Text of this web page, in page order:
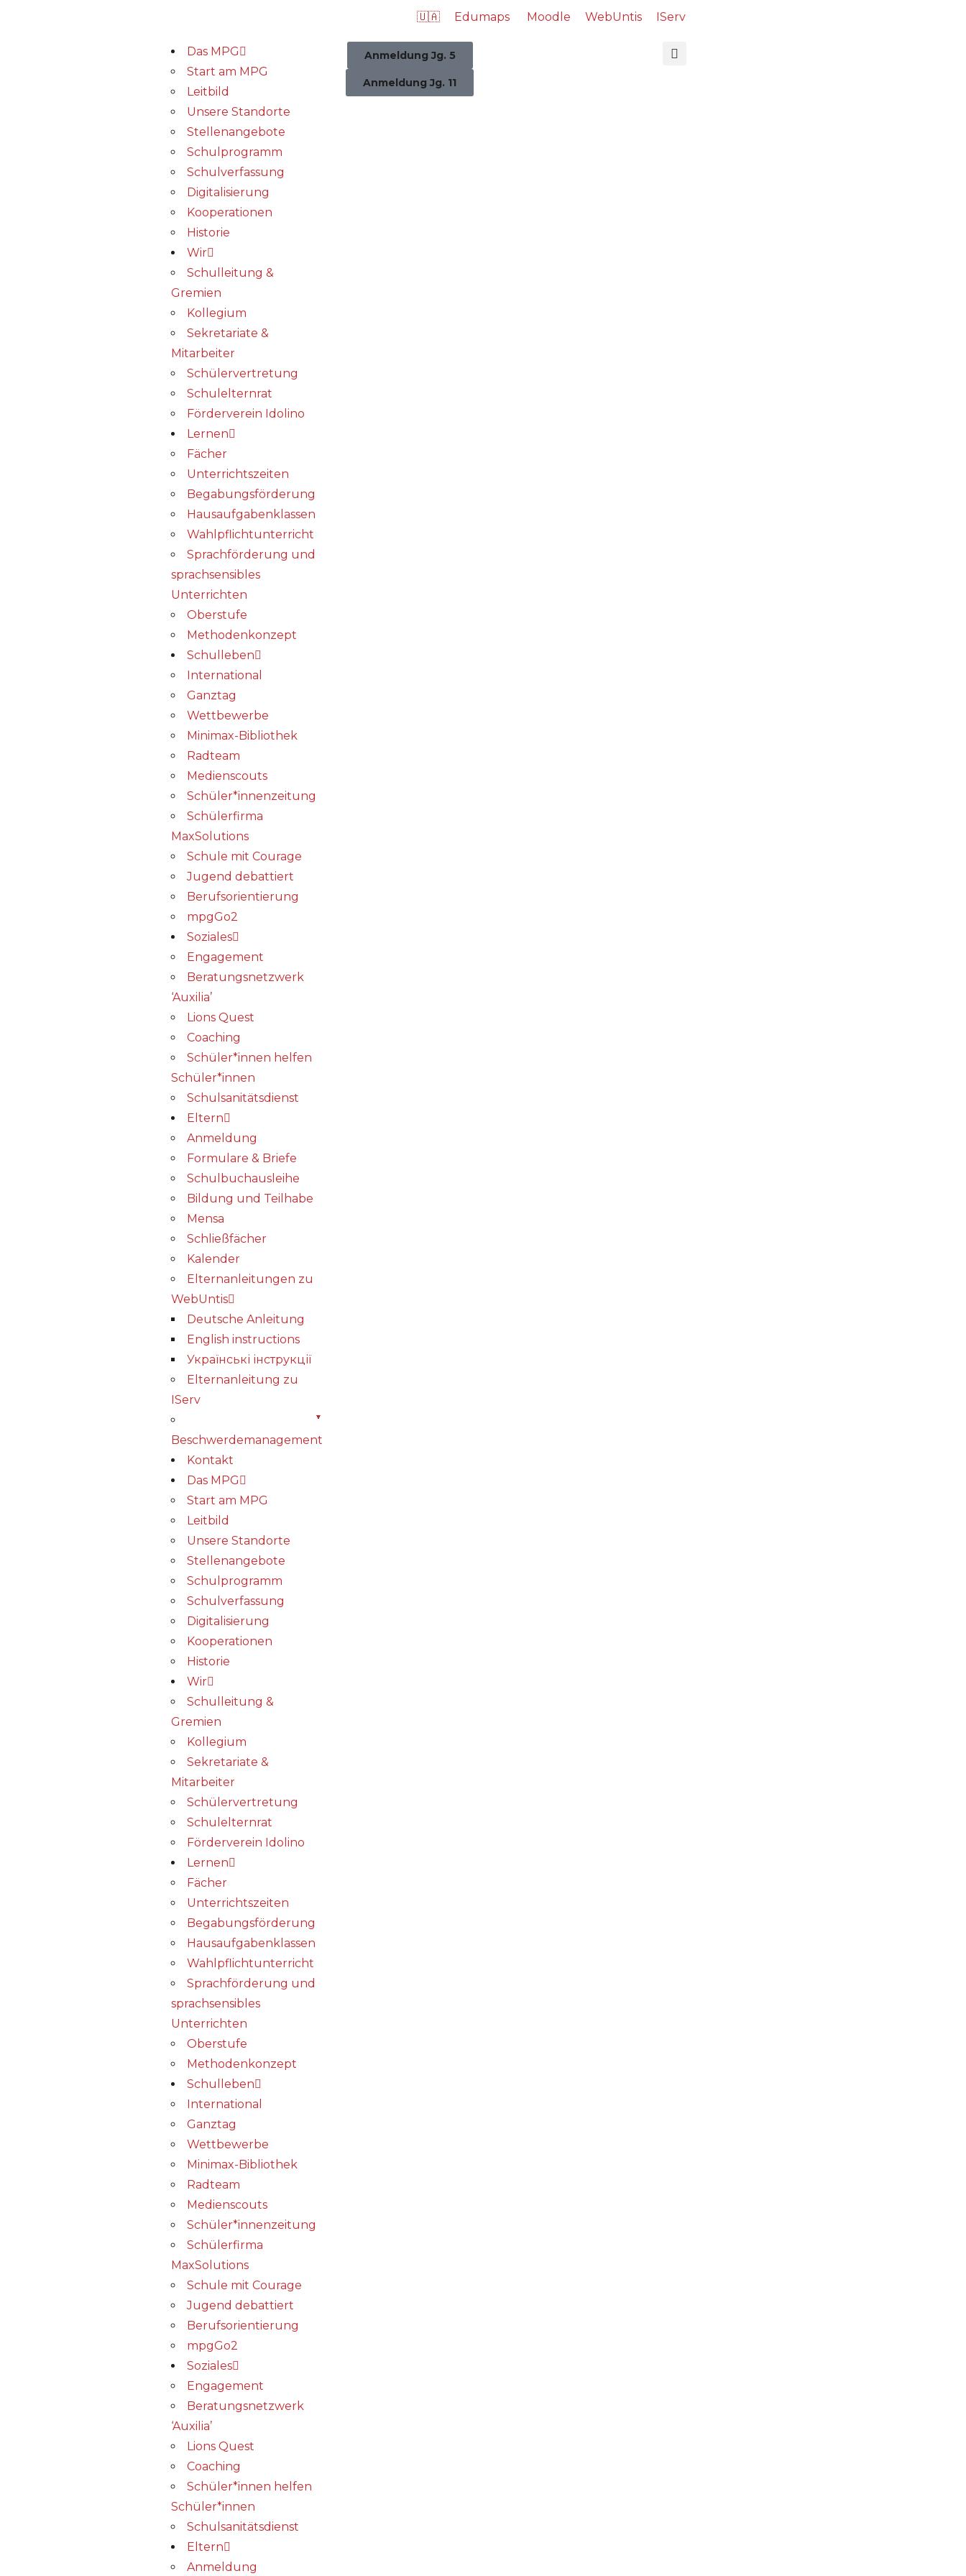
🇺🇦 Edumaps Moodle WebUntis IServ
Das MPG
Start am MPG
Leitbild
Unsere Standorte
Stellenangebote
Schulprogramm
Schulverfassung
Digitalisierung
Kooperationen
Historie
Wir
Schulleitung &
Gremien
Kollegium
Sekretariate &
Mitarbeiter
Schülervertretung
Schulelternrat
Förderverein Idolino
Lernen
Fächer
Unterrichtszeiten
Begabungs­förderung
Hausaufgabenklassen
Wahlpflichtunterricht
Sprachförderung und
sprachsensibles
Unterrichten
Oberstufe
Methodenkonzept
Schulleben
International
Ganztag
Wettbewerbe
Minimax-Bibliothek​
Radteam
Medienscouts
Schüler*innenzeitung
Schülerfirma
MaxSolutions
Schule mit Courage
Jugend debattiert
Berufsorientierung
mpgGo2
Soziales
Engagement
Beratungsnetzwerk
‘Auxilia’
Lions Quest
Coaching
Schüler*innen helfen
Schüler*innen
Schulsanitätsdienst
Eltern
Anmeldung
Formulare & Briefe
Schulbuchausleihe
Bildung und Teilhabe
Mensa
Schließfächer
Kalender
Elternanleitungen zu
WebUntis
Deutsche Anleitung
English instructions
Українські інструкції
Elternanleitung zu
IServ
Beschwerdemanagement
Kontakt
Das MPG
Start am MPG
Leitbild
Unsere Standorte
Stellenangebote
Schulprogramm
Schulverfassung
Digitalisierung
Kooperationen
Historie
Wir
Schulleitung &
Gremien
Kollegium
Sekretariate &
Mitarbeiter
Schülervertretung
Schulelternrat
Förderverein Idolino
Lernen
Fächer
Unterrichtszeiten
Begabungs­förderung
Hausaufgabenklassen
Wahlpflichtunterricht
Sprachförderung und
sprachsensibles
Unterrichten
Oberstufe
Methodenkonzept
Schulleben
International
Ganztag
Wettbewerbe
Minimax-Bibliothek​
Radteam
Medienscouts
Schüler*innenzeitung
Schülerfirma
MaxSolutions
Schule mit Courage
Jugend debattiert
Berufsorientierung
mpgGo2
Soziales
Engagement
Beratungsnetzwerk
‘Auxilia’
Lions Quest
Coaching
Schüler*innen helfen
Schüler*innen
Schulsanitätsdienst
Eltern
Anmeldung
Anmeldung Jg. 5
Anmeldung Jg. 11